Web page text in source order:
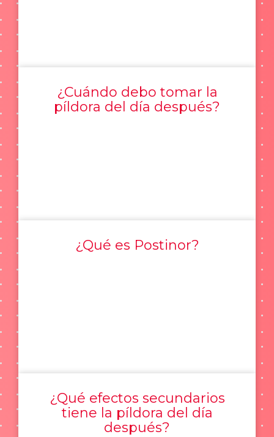
¿Cuándo debo tomar la
píldora del día después?
¿Qué es Postinor?
¿Qué efectos secundarios
tiene la píldora del día
después?